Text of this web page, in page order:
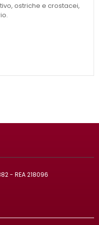
ostriche e crostacei,
- REA 218096